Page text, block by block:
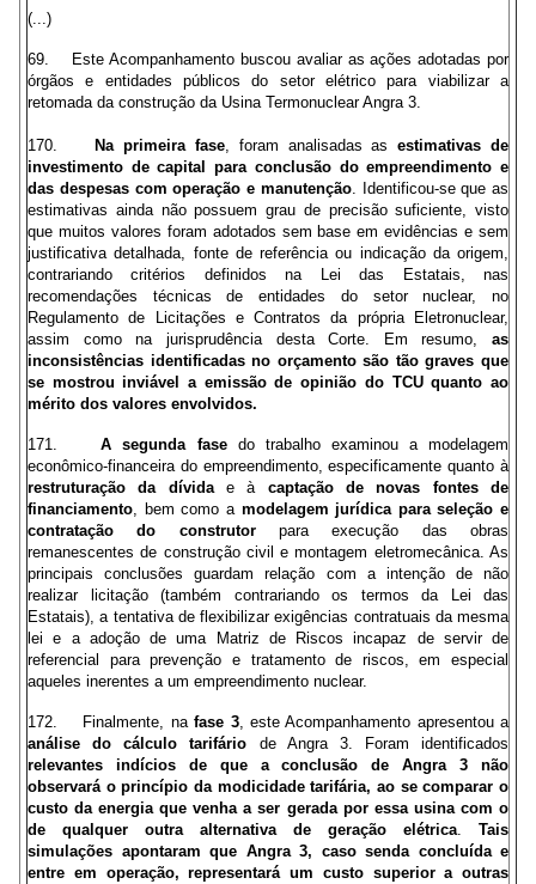
(...)
69. Este Acompanhamento buscou avaliar as ações adotadas por
órgãos e entidades públicos do setor elétrico para viabilizar a
retomada da construção da Usina Termonuclear Angra 3.
170. Na primeira fase, foram analisadas asestimativas de
investimento de capital para conclusão do empreendimento e
das despesas com operação e manutenção. Identificou-se que as
estimativas ainda não possuem grau de precisão suficiente, visto
que muitos valores foram adotados sem base em evidências e sem
justificativa detalhada, fonte de referência ou indicação da origem,
contrariando critérios definidos na Lei das Estatais, nas
recomendações técnicas de entidades do setor nuclear, no
Regulamento de Licitações e Contratos da própria Eletronuclear,
assim como na jurisprudência desta Corte. Em resumo, as
inconsistências identificadas no orçamento são tão graves que
se mostrou inviável a emissão de opinião do TCU quanto ao
mérito dos valores envolvidos.
171.A segunda fasedo trabalho examinou a modelagem
econômico-financeira do empreendimento, especificamente quanto à
restruturação da dívidae à captação de novas fontes de
financiamento, bem como a modelagem jurídica para seleção e
contratação do construtorpara execução das obras
remanescentes de construção civil e montagem eletromecânica. As
principais conclusões guardam relação com a intenção de não
realizar licitação (também contrariando os termos da Lei das
Estatais), a tentativa de flexibilizar exigências contratuais da mesma
lei e a adoção de uma Matriz de Riscos incapaz de servir de
referencial para prevenção e tratamento de riscos, em especial
aqueles inerentes a um empreendimento nuclear.
172. Finalmente, nafase 3, este Acompanhamento apresentou a
análise do cálculo tarifário de Angra 3. Foram identificados
relevantes indícios de que a conclusão de Angra 3 não
observará o princípio da modicidade tarifária, ao se comparar o
custo da energia que venha a ser gerada por essa usina com o
de qualquer outra alternativa de geração elétrica. Tais
simulações apontaram que Angra 3, caso senda concluída e
entre em operação, representará um custo superior a outras